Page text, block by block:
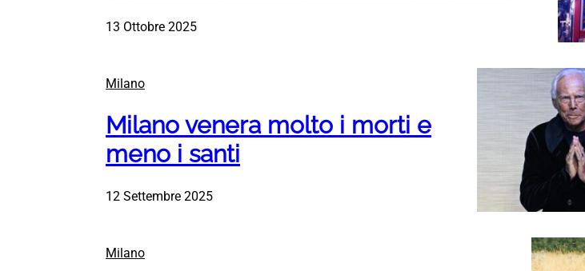
13 Ottobre 2025
Milano
Milano venera molto i morti e
meno i santi
12 Settembre 2025
Milano